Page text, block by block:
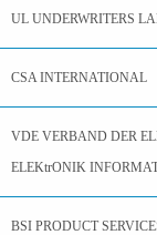
UL UNDERWRITERS
CSA INTERNATIONAL
VDE VERBAND DER
ELEKtrONIK
BSI PRODUCT